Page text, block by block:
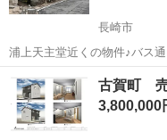
長崎市
浦上天主堂近くの物件♪バス
に最適♪
長崎 長崎市 土地販売
古賀町
3,800,000